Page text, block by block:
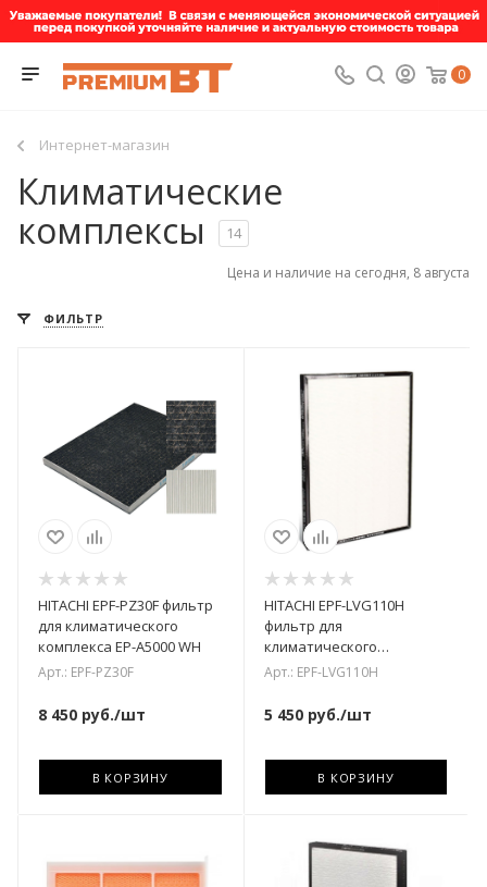
0
Интернет-магазин
Климатические
комплексы
14
Цена и наличие на сегодня, 8 августа
ФИЛЬТР
HITACHI EPF-PZ30F фильтр
для климатического
комплекса EP-A5000 WH
Арт.: EPF-PZ30F
8 450 руб./шт
В КОРЗИНУ
HITACHI EPF-LVG110H
фильтр для
климатического
комплекса
Арт.: EPF-LVG110H
5 450руб./шт
В КОРЗИНУ